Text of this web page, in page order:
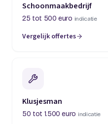
Schoonmaakbedrijf
25 tot 500 euro indicatie
Vergelijk offertes
(opent in een nieuw tabblad)
Klusjesman
50 tot 1.500 euro indicatie